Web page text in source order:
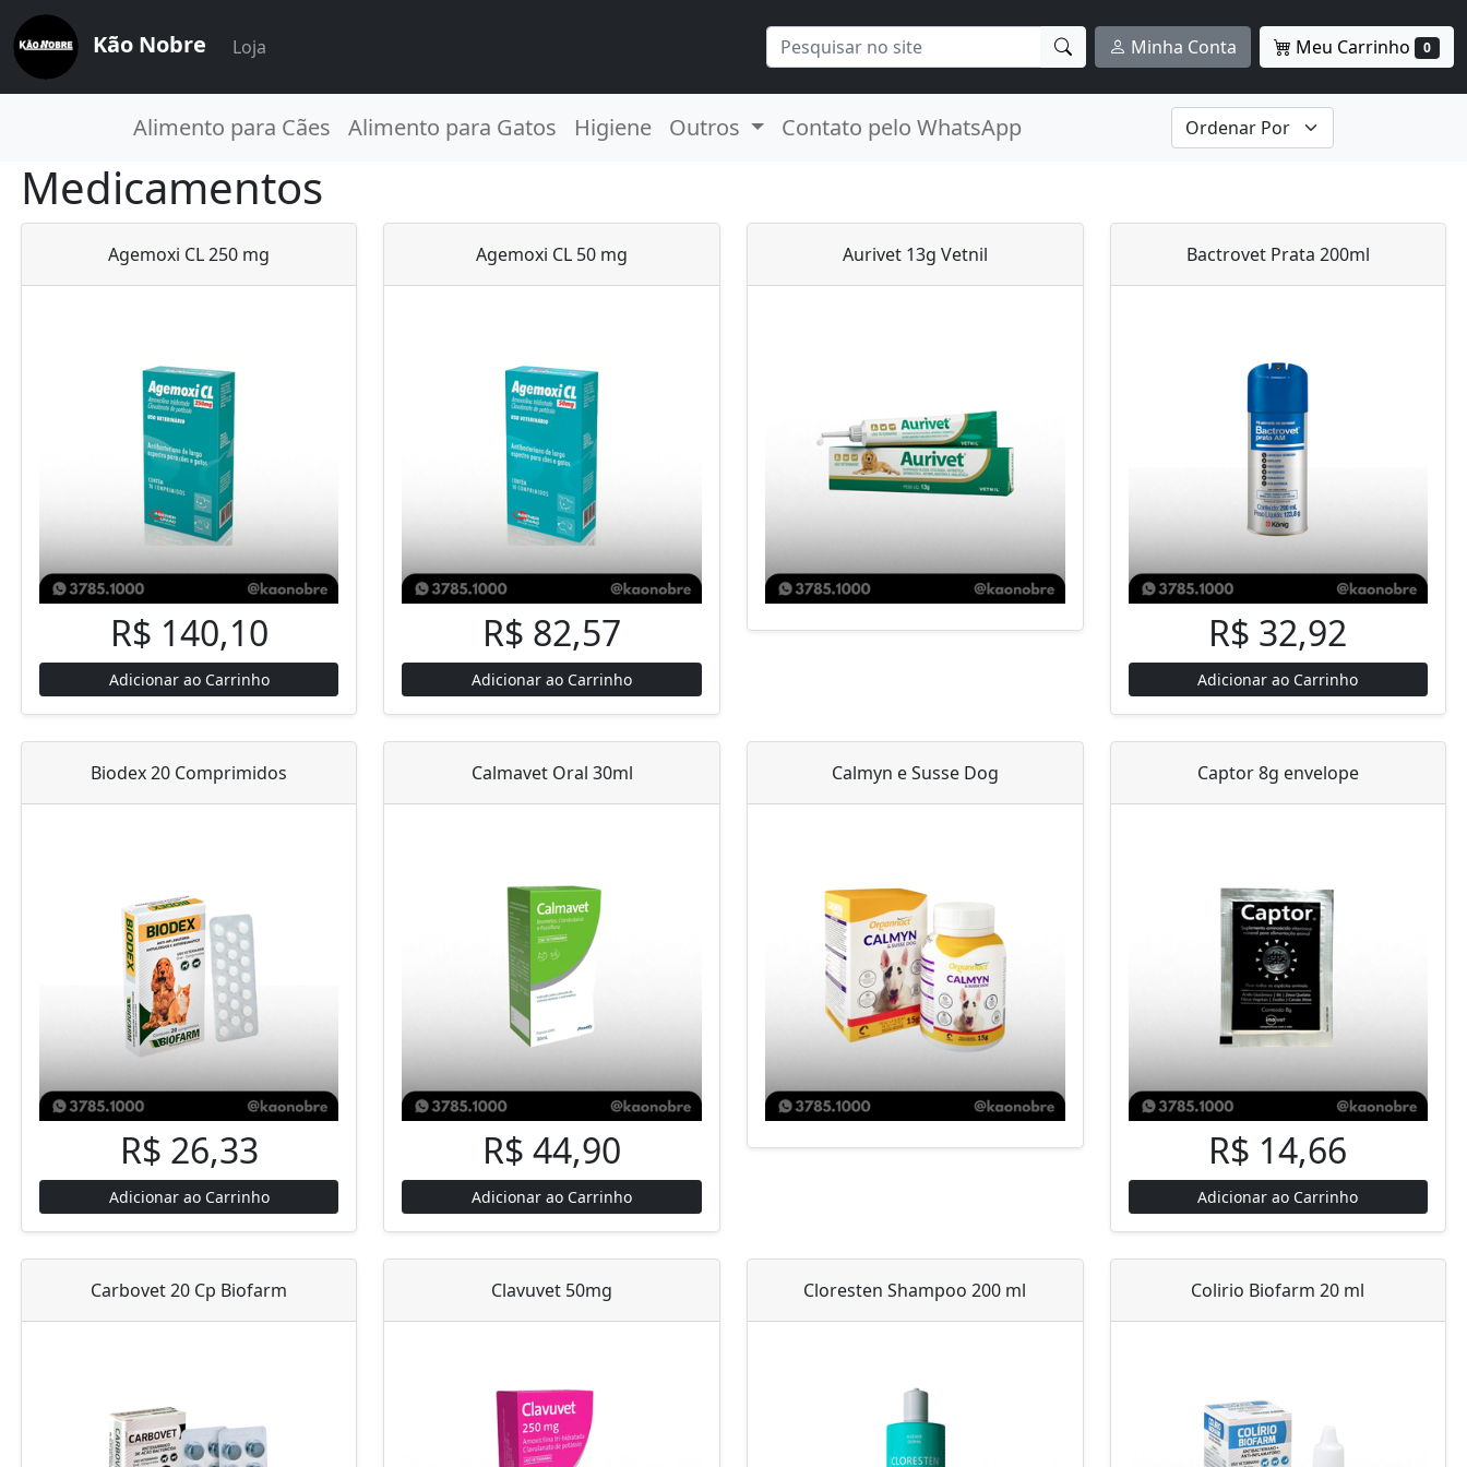
Kão Nobre Loja Minha Conta Meu Carrinho 0
Alimento para Cães Alimento para Gatos Higiene Outros Contato pelo WhatsApp
Medicamentos
Agemoxi CL 250 mg
R$ 140,10
Adicionar ao Carrinho
Agemoxi CL 50 mg
R$ 82,57
Adicionar ao Carrinho
Aurivet 13g Vetnil Bactrovet Prata 200ml
R$ 32,92
Adicionar ao Carrinho
Biodex 20 Comprimidos
R$ 26,33
Adicionar ao Carrinho
Calmavet Oral 30ml
R$ 44,90
Adicionar ao Carrinho
Calmyn e Susse Dog Captor 8g envelope
R$ 14,66
Adicionar ao Carrinho
Carbovet 20 Cp Biofarm Clavuvet 50mg Cloresten Shampoo 200 ml Colirio Biofarm 20 ml